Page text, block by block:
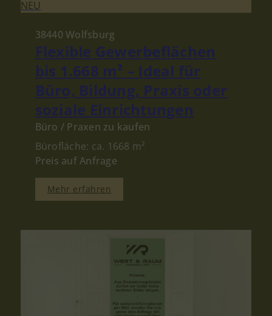
NEU
38440 Wolfsburg
Flexible Gewerbeflächen
bis 1.668 m² – Ideal für
Büro, Bildung, Praxis oder
soziale Einrichtungen
Büro / Praxen zu kaufen
Bürofläche: ca. 1668 m²
Preis auf Anfrage
Mehr erfahren